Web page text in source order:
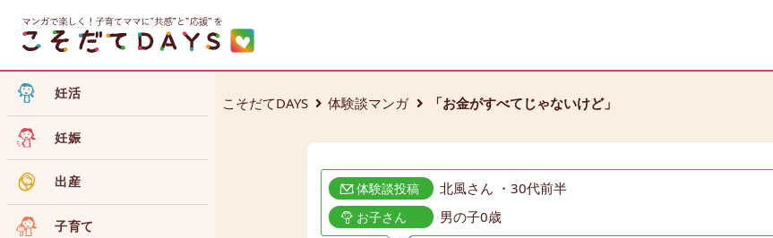
妊活
妊娠
出産
子育て
こそだてDAYS 体験談マンガ 「お金がすべてじゃないけど」
体験談投稿 北風さん ・30代前半
お子さん 男の子0歳